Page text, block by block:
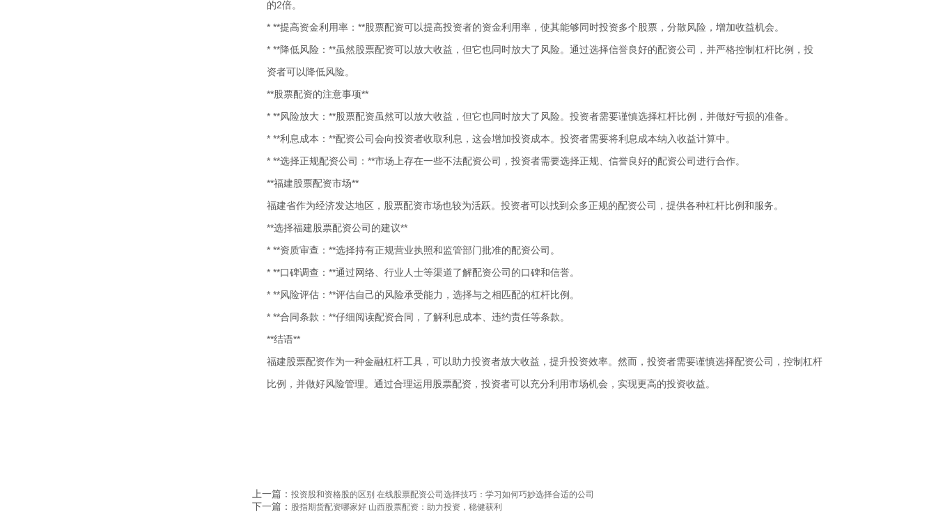
的2倍。
* **提高资金利用率：**股票配资可以提高投资者的资金利用率，使其能够同时投资多个股票，分散风险，增加收益机会。
* **降低风险：**虽然股票配资可以放大收益，但它也同时放大了风险。通过选择信誉良好的配资公司，并严格控制杠杆比例，投
资者可以降低风险。
**股票配资的注意事项**
* **风险放大：**股票配资虽然可以放大收益，但它也同时放大了风险。投资者需要谨慎选择杠杆比例，并做好亏损的准备。
* **利息成本：**配资公司会向投资者收取利息，这会增加投资成本。投资者需要将利息成本纳入收益计算中。
* **选择正规配资公司：**市场上存在一些不法配资公司，投资者需要选择正规、信誉良好的配资公司进行合作。
**福建股票配资市场**
福建省作为经济发达地区，股票配资市场也较为活跃。投资者可以找到众多正规的配资公司，提供各种杠杆比例和服务。
**选择福建股票配资公司的建议**
* **资质审查：**选择持有正规营业执照和监管部门批准的配资公司。
* **口碑调查：**通过网络、行业人士等渠道了解配资公司的口碑和信誉。
* **风险评估：**评估自己的风险承受能力，选择与之相匹配的杠杆比例。
* **合同条款：**仔细阅读配资合同，了解利息成本、违约责任等条款。
**结语**
福建股票配资作为一种金融杠杆工具，可以助力投资者放大收益，提升投资效率。然而，投资者需要谨慎选择配资公司，控制杠杆
比例，并做好风险管理。通过合理运用股票配资，投资者可以充分利用市场机会，实现更高的投资收益。
上一篇： 投资股和资格股的区别 在线股票配资公司选择技巧：学习如何巧妙选择合适的公司
下一篇： 股指期货配资哪家好 山西股票配资：助力投资，稳健获利